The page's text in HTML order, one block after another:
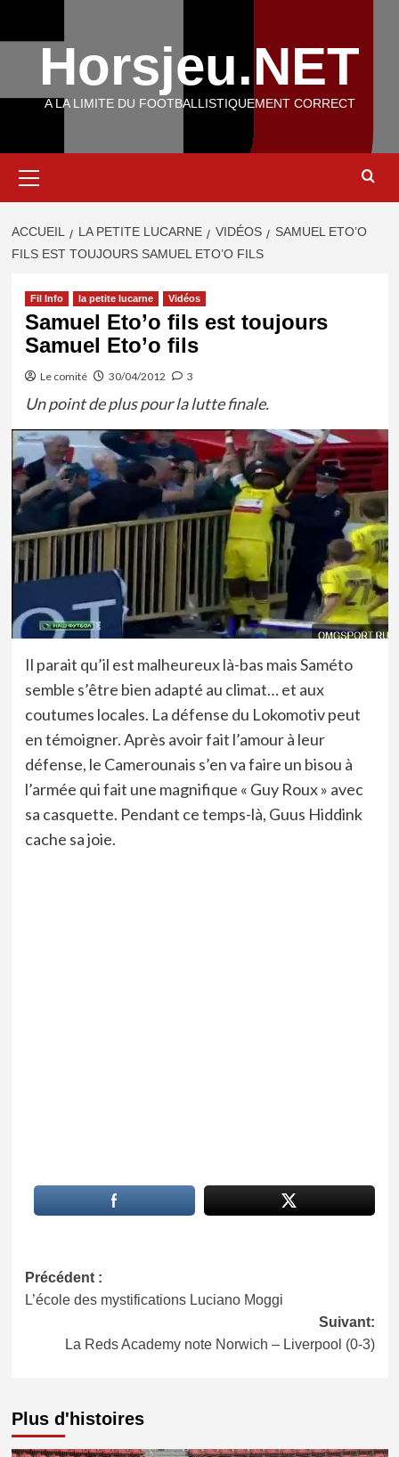
Horsjeu.NET
A LA LIMITE DU FOOTBALLISTIQUEMENT CORRECT
principal
ACCUEIL LA PETITE LUCARNE VIDÉOS
SAMUEL ETO’O
FILS EST TOUJOURS SAMUEL ETO’O FILS
Fil Info la petite lucarne Vidéos
Samuel Eto’o fils est toujours
Samuel Eto’o fils
Le comité 30/04/2012 3
Un point de plus pour la lutte finale.
Il parait qu’il est malheureux là-bas mais Saméto
semble s’être bien adapté au climat… et aux
coutumes locales. La défense du Lokomotiv peut
en témoigner. Après avoir fait l’amour à leur
défense, le Camerounais s’en va faire un bisou à
l’armée qui fait une magnifique « Guy Roux » avec
sa casquette. Pendant ce temps-là, Guus Hiddink
cache sa joie.
Navigation
d’article
Précédent :
L’école des mystifications Luciano Moggi
Suivant:
La Reds Academy note Norwich – Liverpool (0-3)
Plus d'histoires